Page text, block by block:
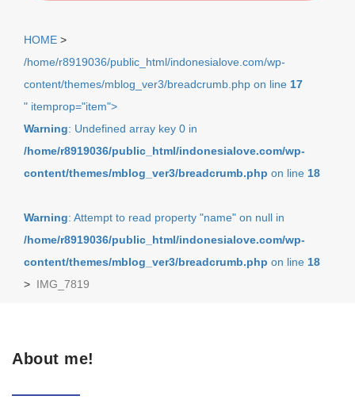
HOME >
/home/r8919036/public_html/indonesialove.com/wp-
content/themes/mblog_ver3/breadcrumb.php on line 17
" itemprop="item">
Warning: Undefined array key 0 in
/home/r8919036/public_html/indonesialove.com/wp-
content/themes/mblog_ver3/breadcrumb.php on line 18
Warning: Attempt to read property "name" on null in
/home/r8919036/public_html/indonesialove.com/wp-
content/themes/mblog_ver3/breadcrumb.php on line 18
> IMG_7819
About me!